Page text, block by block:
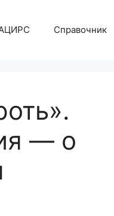
Справочник
— о